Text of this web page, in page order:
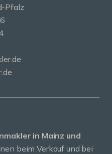
Pfalz
in Mainz und
beim Verkauf und bei